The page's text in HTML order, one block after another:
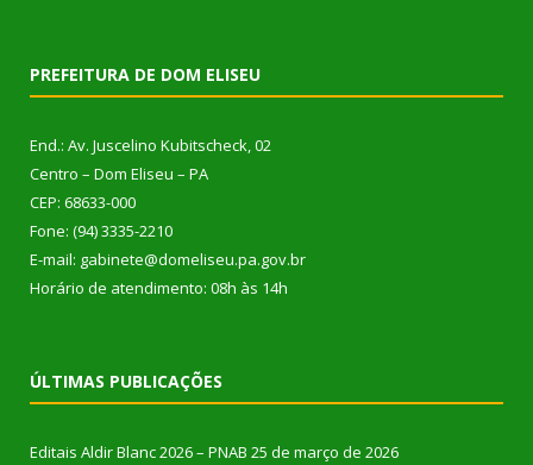
PREFEITURA DE DOM ELISEU
End.: Av. Juscelino Kubitscheck, 02
Centro – Dom Eliseu – PA
CEP: 68633-000
Fone: (94) 3335-2210
E-mail: gabinete@domeliseu.pa.gov.br
Horário de atendimento: 08h às 14h
ÚLTIMAS PUBLICAÇÕES
Editais Aldir Blanc 2026 – PNAB 25 de março de 2026